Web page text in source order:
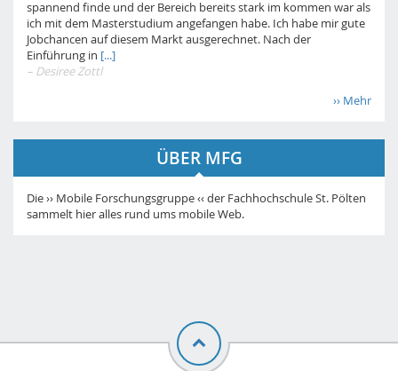
spannend finde und der Bereich bereits stark im kommen war als
ich mit dem Masterstudium angefangen habe. Ich habe mir gute
Jobchancen auf diesem Markt ausgerechnet. Nach der
Einführung in [...]
– Desiree Zottl
›› Mehr
ÜBER MFG
Die ›› Mobile Forschungsgruppe ‹‹ der Fachhochschule St. Pölten
sammelt hier alles rund ums mobile Web.